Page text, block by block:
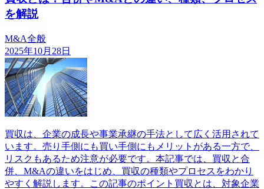
を解説
M&A全般
2025年10月28日
買収は、企業の成長や事業承継の手法として広く活用されて
います。売り手側にも買い手側にもメリットがある一方で、
リスクもあるため注意が必要です。本記事では、買収と合
併、M&Aの違いをはじめ、買収の種類やプロセスをわかり
やすく解説します。この記事のポイント買収とは、対象企業